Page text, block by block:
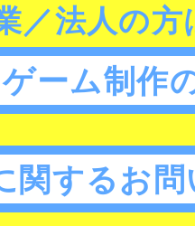
／法人の方
ーム制作
関するお